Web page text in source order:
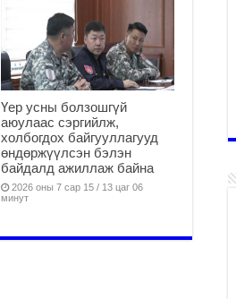
Үер усны болзошгүй
аюулаас сэргийлж,
холбогдох байгууллагууд
өндөржүүлсэн бэлэн
байдалд ажиллаж байна
2026 оны 7 сар 15 / 13 цаг 06
минут